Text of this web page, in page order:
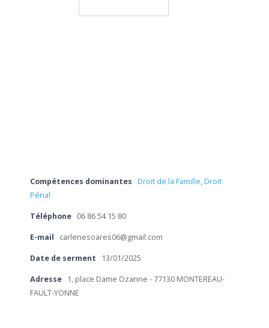
Compétences dominantes Droit de la Famille,Droit
Pénal
Téléphone 06 86 54 15 80
E-mail carlenesoares06@gmail.com
Date de serment 13/01/2025
Adresse
1, place Dame Ozanne - 77130 MONTEREAU-
FAULT-YONNE